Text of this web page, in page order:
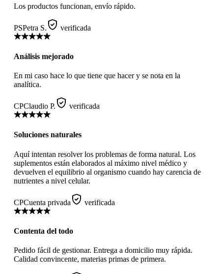
Los productos funcionan, envío rápido.
PSPetra S. verificada
Análisis mejorado
En mi caso hace lo que tiene que hacer y se nota en la
analítica.
CPClaudio P. verificada
Soluciones naturales
Aquí intentan resolver los problemas de forma natural. Los
suplementos están elaborados al máximo nivel médico y
devuelven el equilibrio al organismo cuando hay carencia de
nutrientes a nivel celular.
CPCuenta privada verificada
Contenta del todo
Pedido fácil de gestionar. Entrega a domicilio muy rápida.
Calidad convincente, materias primas de primera.